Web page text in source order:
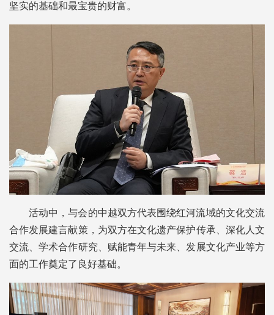
坚实的基础和最宝贵的财富。
活动中，与会的中越双方代表围绕红河流域的文化交流
合作发展建言献策，为双方在文化遗产保护传承、深化人文
交流、学术合作研究、赋能青年与未来、发展文化产业等方
面的工作奠定了良好基础。